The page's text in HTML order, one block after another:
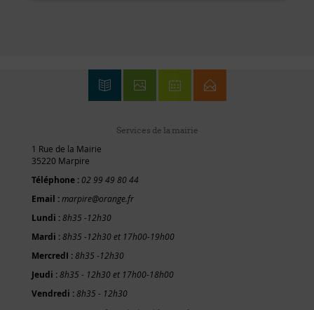
Services de la mairie
1 Rue de la Mairie
35220 Marpire
Téléphone : 02 99 49 80 44
Email :marpire@orange.fr
Lundi :8h35 -12h30
Mardi :8h35 -12h30 et 17h00-19h00
MercredI :8h35 -12h30
Jeudi :8h35 - 12h30 et 17h00-18h00
Vendredi :8h35 - 12h30